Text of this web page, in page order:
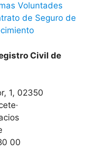
Voluntades
de Seguro de
Civil de
1, 02350
00